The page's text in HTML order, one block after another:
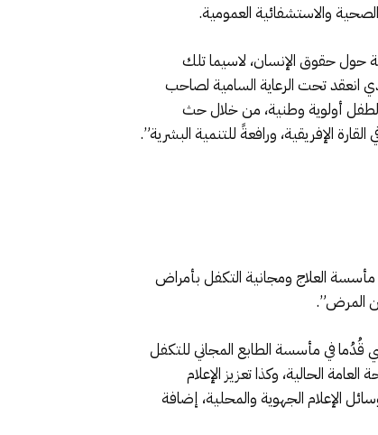
والاستشفائية العمومية.
حول حقوق الإنسان، لاسيما تلك
انعقد تحت الرعاية السامية لصاحب
و23 نونبر 2019 بمراكش، والذي أكد على جعل الطفل أولوية وطنية، من خلال حث
الإفريقية، ورافعةً للتنمية البشرية”.
مأسسة العلاج ومجانية التكفل بأمراض
المرض”.
قُدُما في مأسسة الطابع المجاني للتكفل
الحالية، وكذا تعزيز الإعلام
الإعلام الجهوية والمحلية، إضافة